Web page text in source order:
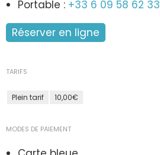
Portable : +33 6 09 58 62 33
Réserver en ligne
TARIFS
Plein tarif 10,00€
MODES DE PAIEMENT